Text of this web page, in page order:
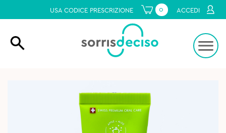
USA CODICE PRESCRIZIONE 0 ACCEDI